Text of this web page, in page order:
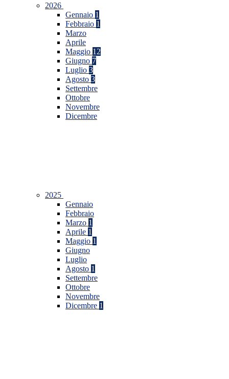
2026
Gennaio 1
Febbraio 1
Marzo
Aprile
Maggio 12
Giugno 7
Luglio 3
Agosto 3
Settembre
Ottobre
Novembre
Dicembre
2025
Gennaio
Febbraio
Marzo 1
Aprile 1
Maggio 1
Giugno
Luglio
Agosto 1
Settembre
Ottobre
Novembre
Dicembre 1